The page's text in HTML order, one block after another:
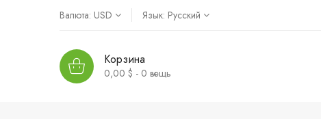
Валюта: USD Язык: Русский
Корзина
0,00 $ - 0 вещь